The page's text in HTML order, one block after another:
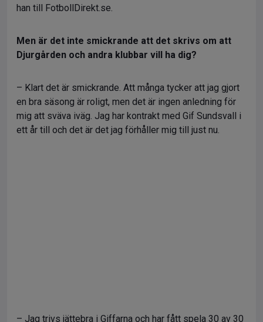
han till FotbollDirekt.se.
Men är det inte smickrande att det skrivs om att
Djurgården och andra klubbar vill ha dig?
– Klart det är smickrande. Att många tycker att jag gjort
en bra säsong är roligt, men det är ingen anledning för
mig att sväva iväg. Jag har kontrakt med Gif Sundsvall i
ett år till och det är det jag förhåller mig till just nu.
– Jag trivs jättebra i Giffarna och har fått spela 30 av 30